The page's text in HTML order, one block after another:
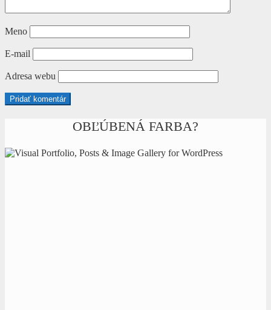
Meno
E-mail
Adresa webu
OBĽÚBENÁ FARBA?